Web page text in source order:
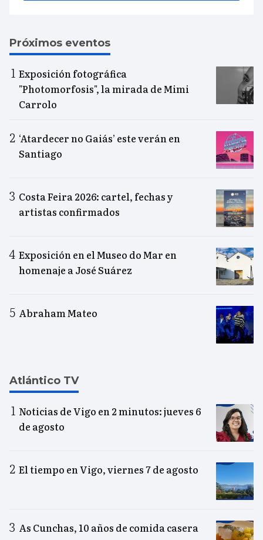
Próximos eventos
Exposición fotográfica
"Photomorfosis", la mirada de Mimi
Carrolo
‘Atardecer no Gaiás’ este verán en
Santiago
Costa Feira 2026: cartel, fechas y
artistas confirmados
Exposición en el Museo do Mar en
homenaje a José Suárez
Abraham Mateo
Atlántico TV
Noticias de Vigo en 2 minutos: jueves 6
de agosto
El tiempo en Vigo, viernes 7 de agosto
As Cunchas, 10 años de comida casera